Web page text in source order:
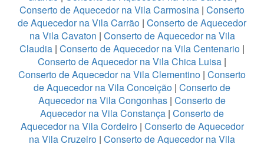
Conserto de Aquecedor na Vila Carmosina | Conserto
de Aquecedor na Vila Carrão | Conserto de Aquecedor
na Vila Cavaton | Conserto de Aquecedor na Vila
Claudia | Conserto de Aquecedor na Vila Centenario |
Conserto de Aquecedor na Vila Chica Luisa |
Conserto de Aquecedor na Vila Clementino | Conserto
de Aquecedor na Vila Conceição | Conserto de
Aquecedor na Vila Congonhas | Conserto de
Aquecedor na Vila Constança | Conserto de
Aquecedor na Vila Cordeiro| Conserto de Aquecedor
na Vila Cruzeiro | Conserto de Aquecedor na Vila